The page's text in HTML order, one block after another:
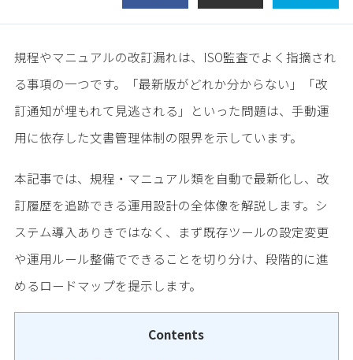
規程やマニュアルの改訂漏れは、ISO監査でよく指摘され
る事項の一つです。「最新版がどれか分からない」「改
訂通知が埋もれて見逃される」といった問題は、手動運
用に依存した文書管理体制の限界を示しています。
本記事では、規程・マニュアル類を自動で最新化し、改
訂履歴を追跡できる運用設計の全体像を解説します。シ
ステム導入ありきではなく、まず既存ツールの設定変更
や運用ルール整備でできることを切り分け、段階的に進
めるロードマップを提示します。
Contents